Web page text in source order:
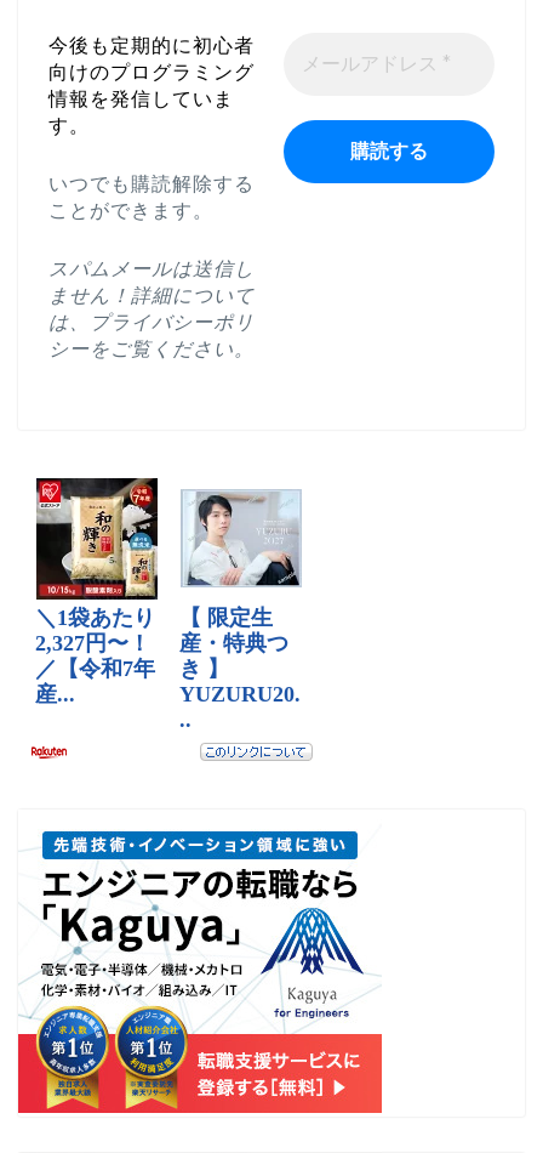
今後も定期的に初心者
向けのプログラミング
情報を発信していま
す。
いつでも購読解除する
ことができます。
スパムメールは送信し
ません！詳細について
は、
プライバシーポリ
シーをご覧ください。